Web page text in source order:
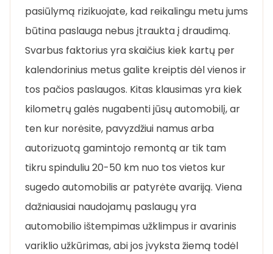
pasiūlymą rizikuojate, kad reikalingu metu jums
būtina paslauga nebus įtraukta į draudimą.
Svarbus faktorius yra skaičius kiek kartų per
kalendorinius metus galite kreiptis dėl vienos ir
tos pačios paslaugos. Kitas klausimas yra kiek
kilometrų galės nugabenti jūsų automobilį, ar
ten kur norėsite, pavyzdžiui namus arba
autorizuotą gamintojo remontą ar tik tam
tikru spinduliu 20-50 km nuo tos vietos kur
sugedo automobilis ar patyrėte avariją. Viena
dažniausiai naudojamų paslaugų yra
automobilio ištempimas užklimpus ir avarinis
variklio užkūrimas, abi jos įvyksta žiemą todėl